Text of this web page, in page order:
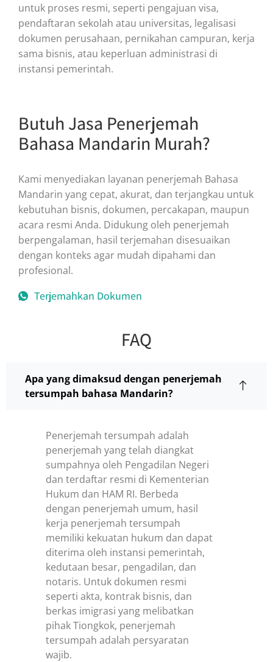
untuk proses resmi, seperti pengajuan visa,
pendaftaran sekolah atau universitas, legalisasi
dokumen perusahaan, pernikahan campuran, kerja
sama bisnis, atau keperluan administrasi di
instansi pemerintah.
Butuh Jasa Penerjemah
Bahasa Mandarin Murah?
Kami menyediakan layanan penerjemah Bahasa
Mandarin yang cepat, akurat, dan terjangkau untuk
kebutuhan bisnis, dokumen, percakapan, maupun
acara resmi Anda. Didukung oleh penerjemah
berpengalaman, hasil terjemahan disesuaikan
dengan konteks agar mudah dipahami dan
profesional.
Terjemahkan Dokumen
FAQ
Apa yang dimaksud dengan penerjemah
tersumpah bahasa Mandarin?
Penerjemah tersumpah adalah
penerjemah yang telah diangkat
sumpahnya oleh Pengadilan Negeri
dan terdaftar resmi di Kementerian
Hukum dan HAM RI. Berbeda
dengan penerjemah umum, hasil
kerja penerjemah tersumpah
memiliki kekuatan hukum dan dapat
diterima oleh instansi pemerintah,
kedutaan besar, pengadilan, dan
notaris. Untuk dokumen resmi
seperti akta, kontrak bisnis, dan
berkas imigrasi yang melibatkan
pihak Tiongkok, penerjemah
tersumpah adalah persyaratan
wajib.